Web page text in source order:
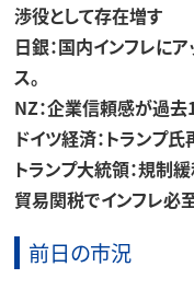
渉役として存在増す
日銀：国内インフレに
ス。
NZ：企業信頼感が過
ドイツ経済：トランプ
トランプ大統領：規制
貿易関税でインフレ必
前日の市況